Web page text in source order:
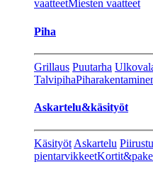
vaatteetMiesten vaatteet
Piha
Grillaus Puutarha
Talvipiha
Askartelu&käsityöt
Käsityöt Askartelu
pientarvikkeet